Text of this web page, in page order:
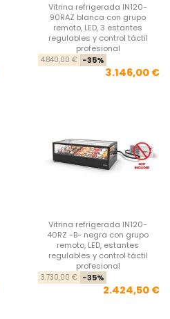
base
Vitrina refrigerada IN120-
90RAZ blanca con grupo
remoto, LED, 3 estantes
regulables y control táctil
profesional
4.840,00 € -35%
3.146,00 €
base
Vitrina refrigerada IN120-
40RZ -B- negra con grupo
remoto, LED, estantes
regulables y control táctil
profesional
3.730,00 € -35%
2.424,50 €